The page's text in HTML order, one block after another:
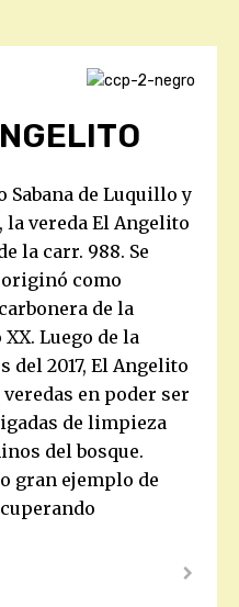
Sabana de Luquillo y
la vereda El Angelito
la carr. 988. Se
originó como
de la
Luego de la
del 2017, El Angelito
en poder ser
de limpieza
del bosque.
gran ejemplo de